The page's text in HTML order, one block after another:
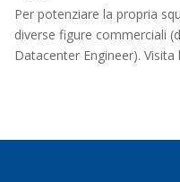
Per potenziare la propria
diverse figure commerciali
Datacenter Engineer). Visita